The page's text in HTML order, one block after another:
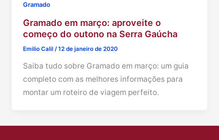
Gramado
Gramado em março: aproveite o
começo do outono na Serra Gaúcha
Emilio Calil/12 de janeiro de 2020
Saiba tudo sobre Gramado em março: um guia
completo com as melhores informações para
montar um roteiro de viagem perfeito.